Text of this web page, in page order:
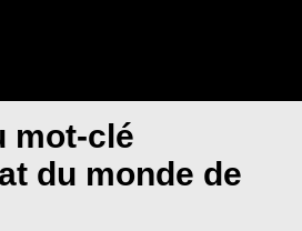
mot-clé
du monde de